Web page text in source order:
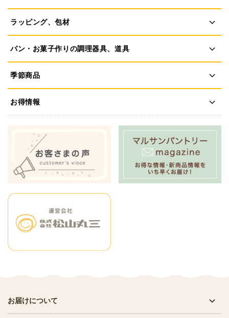
ラッピング、包材
パン・お菓子作りの調理器具、道具
季節商品
お得情報
お届けについて